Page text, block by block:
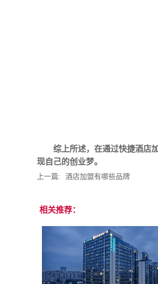
综上所述，在通过快捷酒店
现自己的创业梦。
上一篇: 酒店加盟有哪些品牌
相关推荐：